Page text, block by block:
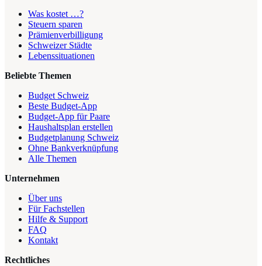
Was kostet …?
Steuern sparen
Prämienverbilligung
Schweizer Städte
Lebenssituationen
Beliebte Themen
Budget Schweiz
Beste Budget-App
Budget-App für Paare
Haushaltsplan erstellen
Budgetplanung Schweiz
Ohne Bankverknüpfung
Alle Themen
Unternehmen
Über uns
Für Fachstellen
Hilfe & Support
FAQ
Kontakt
Rechtliches